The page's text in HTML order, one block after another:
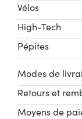
Vélos
High-Tech
Pépites
Modes de
Retours et
Moyens de